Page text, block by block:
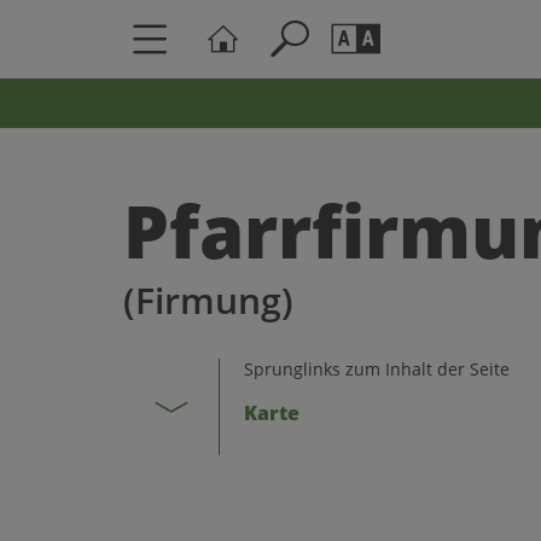
A A
(Firmung)
Sprunglinks zum Inhalt der Seite
Karte